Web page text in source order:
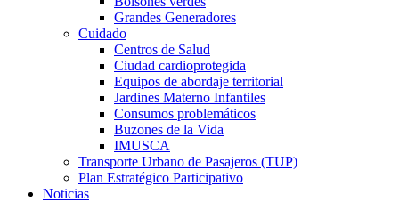
Grandes Generadores
Cuidado
Centros de Salud
Ciudad cardioprotegida
Equipos de abordaje territorial
Jardines Materno Infantiles
Consumos problemáticos
Buzones de la Vida
IMUSCA
Transporte Urbano de Pasajeros (TUP)
Plan Estratégico Participativo
Noticias